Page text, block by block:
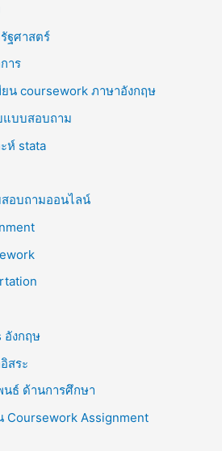
ฐศาสตร์
าร
ยน coursework ภาษาอังกฤษ
แบบสอบถาม
ห์ stata
อบถามออนไลน์
อังกฤษ
สระ
ธ์ ด้านการศึกษา
Coursework Assignment